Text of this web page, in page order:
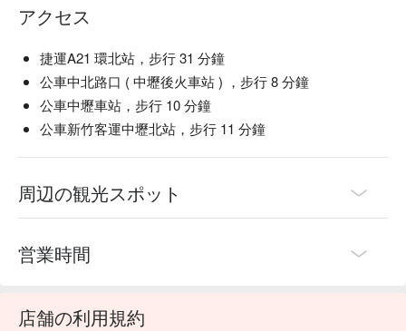
アクセス
捷運A21 環北站，步行 31 分鐘
公車中北路口 ( 中壢後火車站 ) ，步行 8 分鐘
公車中壢車站，步行 10 分鐘
公車新竹客運中壢北站，步行 11 分鐘
周辺の観光スポット
営業時間
店舗の利用規約